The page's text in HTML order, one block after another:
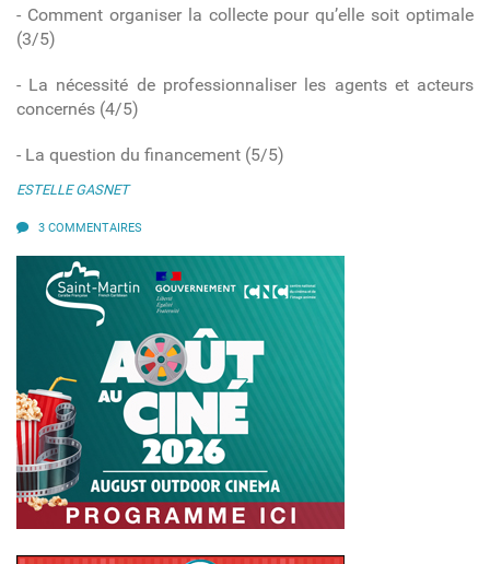
- Comment organiser la collecte pour qu’elle soit optimale
(3/5)
- La nécessité de professionnaliser les agents et acteurs
concernés (4/5)
- La question du financement (5/5)
ESTELLE GASNET
3 COMMENTAIRES